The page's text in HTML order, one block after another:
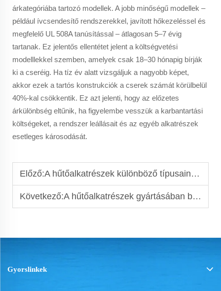
árkategóriába tartozó modellek. A jobb minőségű modellek –
például ívcsendesítő rendszerekkel, javított hőkezeléssel és
megfelelő UL 508A tanúsítással – átlagosan 5–7 évig
tartanak. Ez jelentős ellentétet jelent a költségvetési
modelllekkel szemben, amelyek csak 18–30 hónapig bírják
ki a cseréig. Ha tíz év alatt vizsgáljuk a nagyobb képet,
akkor ezek a tartós konstrukciók a cserek számát körülbelül
40%-kal csökkentik. Ez azt jelenti, hogy az előzetes
árkülönbség eltűnik, ha figyelembe vesszük a karbantartási
költségeket, a rendszer leállásait és az egyéb alkatrészek
esetleges károsodását.
Előző:A hűtőalkatrészek különböző típusainak megértése
Következő:A hűtőalkatrészek gyártásában betöltött minőségellenőrzés jelentősége
Gyorslinkek